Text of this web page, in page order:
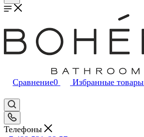
Сравнение0 Избранные товары
Телефоны